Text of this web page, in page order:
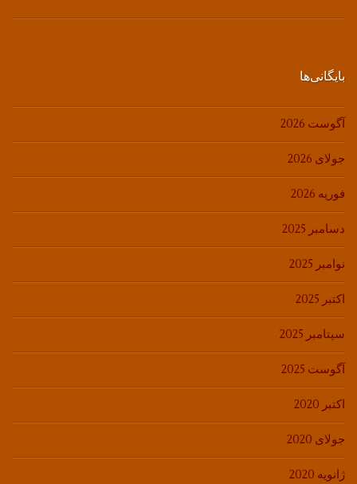
بایگانی‌ها
آگوست 2026
جولای 2026
فوریه 2026
دسامبر 2025
نوامبر 2025
اکتبر 2025
سپتامبر 2025
آگوست 2025
اکتبر 2020
جولای 2020
ژانویه 2020